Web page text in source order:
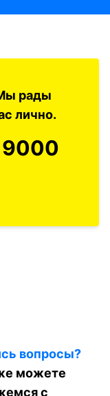
рады
лично.
9000
вопросы?
можете
с